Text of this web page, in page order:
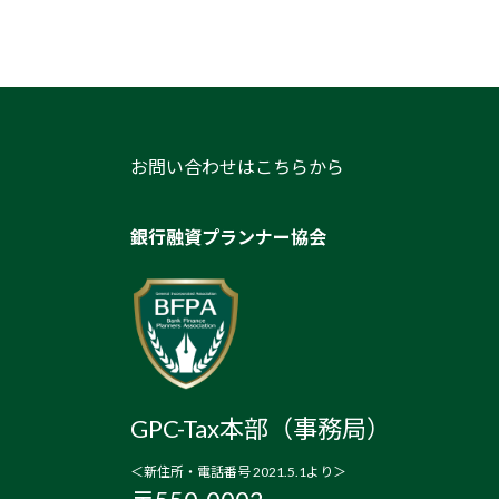
お問い合わせはこちらから
銀行融資プランナー協会
GPC-Tax本部（事務局）
＜新住所・電話番号 2021.5.1より＞